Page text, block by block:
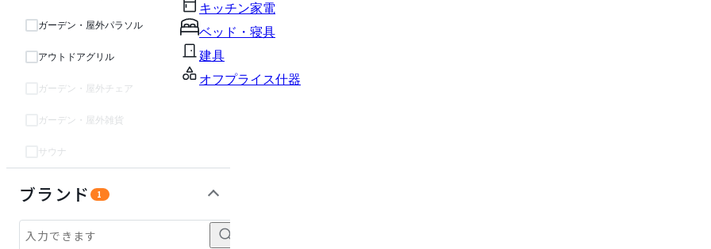
キッチン家電
ベッド・寝具
建具
オフプライス什器
ガーデン・屋外パラソル
アウトドアグリル
ガーデン・屋外チェア
ガーデン・屋外雑貨
サウナ
ブランド 1